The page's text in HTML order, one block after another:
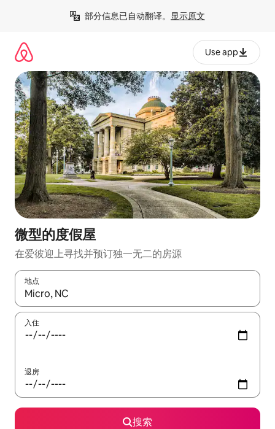
部分信息已自动翻译。 显示原文
Use app
微型的度假屋
在爱彼迎上寻找并预订独一无二的房源
地点
如有搜索结果，请使用上下方向键查看，或通过点击或滑动手势
入住
退房
搜索